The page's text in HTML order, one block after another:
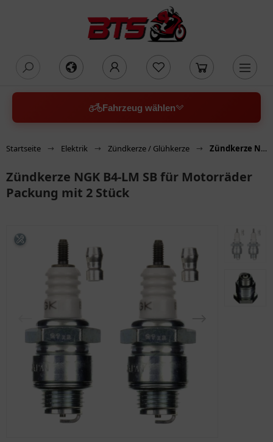
Fahrzeug wählen
Startseite Elektrik Zündkerze / Glühkerze Zündkerze NGK B4-LM SB für Motorräder Packung mit 2 Stück
Zündkerze NGK B4-LM SB für Motorräder
Packung mit 2 Stück